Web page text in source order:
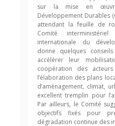
sur la mise en
Développement Durables
attendant la feuille de
Comité
internationale du
donne quelques
accélérer leur
coopération des
l’élaboration des plans
d’aménagement, climat,
excellent tremplin pour
Par ailleurs, le Comité
objectifs fixés pour
dégradation continue des